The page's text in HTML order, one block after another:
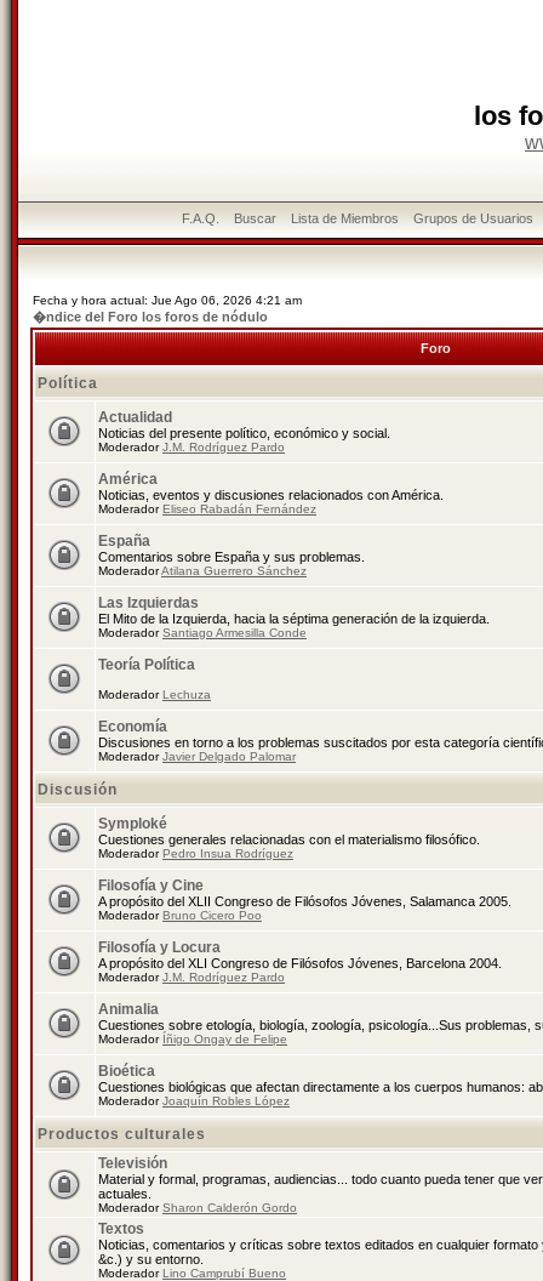
los
F.A.Q. Buscar Lista de Miembros Grupos de Usuarios
Fecha y hora actual: Jue Ago 06, 2026 4:21 am
�ndice del Foro los foros de nódulo
Foro
Política
Actualidad
Noticias del presente político, económico y social.
ModeradorJ.M. Rodríguez Pardo
América
Noticias, eventos y discusiones relacionados con América.
ModeradorEliseo Rabadán Fernández
España
Comentarios sobre España y sus problemas.
ModeradorAtilana Guerrero Sánchez
Las Izquierdas
El Mito de la Izquierda, hacia la séptima generación de la izquierda.
ModeradorSantiago Armesilla Conde
Teoría Política
ModeradorLechuza
Economía
Discusiones en torno a los problemas suscitados por esta categoría
ModeradorJavier Delgado Palomar
Discusión
Symploké
Cuestiones generales relacionadas con el materialismo filosófico.
ModeradorPedro Insua Rodríguez
Filosofía y Cine
A propósito del XLII Congreso de Filósofos Jóvenes, Salamanca 2005.
ModeradorBruno Cicero Poo
Filosofía y Locura
A propósito del XLI Congreso de Filósofos Jóvenes, Barcelona 2004.
ModeradorJ.M. Rodríguez Pardo
Animalia
Cuestiones sobre etología, biología, zoología, psicología...Sus problemas,
Moderador Íñigo Ongay de Felipe
Bioética
Cuestiones biológicas que afectan directamente a los cuerpos humanos:
ModeradorJoaquín Robles López
Productos culturales
Televisión
Material y formal, programas, audiencias... todo cuanto pueda tener que
actuales.
ModeradorSharon Calderón Gordo
Textos
Noticias, comentarios y críticas sobre textos editados en cualquier
&c.) y su entorno.
ModeradorLino Camprubí Bueno